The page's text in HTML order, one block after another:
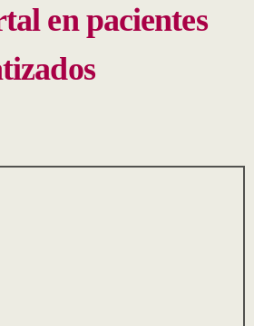
en pacientes